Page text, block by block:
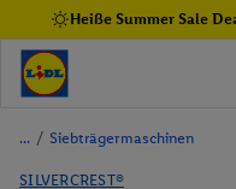
Heiße Summer Sale
/ Siebträgermaschinen
SILVERCREST®